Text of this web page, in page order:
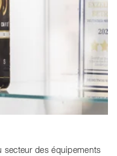
secteur des équipements